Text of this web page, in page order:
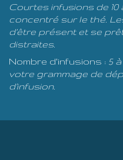
Courtes infusions de 10
concentré sur le thé.
d'être présent et se
distraites.
Nombre d'infusions : 5
votre grammage de
d'infusion.